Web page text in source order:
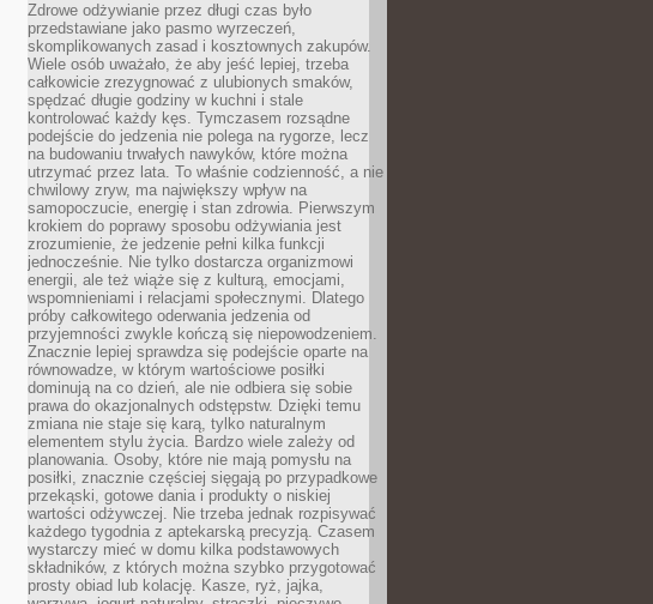
Zdrowe odżywianie przez długi czas było
przedstawiane jako pasmo wyrzeczeń,
skomplikowanych zasad i kosztownych zakupów.
Wiele osób uważało, że aby jeść lepiej, trzeba
całkowicie zrezygnować z ulubionych smaków,
spędzać długie godziny w kuchni i stale
kontrolować każdy kęs. Tymczasem rozsądne
podejście do jedzenia nie polega na rygorze, lecz
na budowaniu trwałych nawyków, które można
utrzymać przez lata. To właśnie codzienność, a nie
chwilowy zryw, ma największy wpływ na
samopoczucie, energię i stan zdrowia. Pierwszym
krokiem do poprawy sposobu odżywiania jest
zrozumienie, że jedzenie pełni kilka funkcji
jednocześnie. Nie tylko dostarcza organizmowi
energii, ale też wiąże się z kulturą, emocjami,
wspomnieniami i relacjami społecznymi. Dlatego
próby całkowitego oderwania jedzenia od
przyjemności zwykle kończą się niepowodzeniem.
Znacznie lepiej sprawdza się podejście oparte na
równowadze, w którym wartościowe posiłki
dominują na co dzień, ale nie odbiera się sobie
prawa do okazjonalnych odstępstw. Dzięki temu
zmiana nie staje się karą, tylko naturalnym
elementem stylu życia. Bardzo wiele zależy od
planowania. Osoby, które nie mają pomysłu na
posiłki, znacznie częściej sięgają po przypadkowe
przekąski, gotowe dania i produkty o niskiej
wartości odżywczej. Nie trzeba jednak rozpisywać
każdego tygodnia z aptekarską precyzją. Czasem
wystarczy mieć w domu kilka podstawowych
składników, z których można szybko przygotować
prosty obiad lub kolację. Kasze, ryż, jajka,